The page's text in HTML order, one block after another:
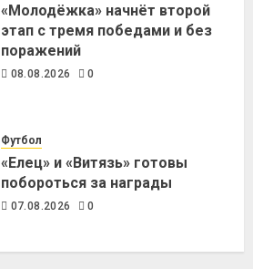
«Молодёжка» начнёт второй
этап с тремя победами и без
поражений
08.08.2026 0
Футбол
«Елец» и «Витязь» готовы
побороться за награды
07.08.2026 0